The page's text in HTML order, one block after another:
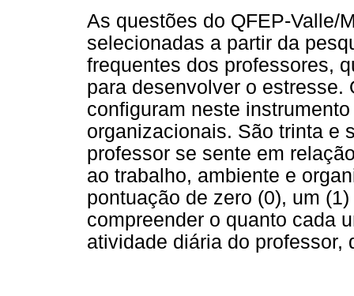
As questões do QFEP-Valle/
selecionadas a partir da
frequentes dos professores,
para desenvolver o
configuram neste
organizacionais. São trinta e
professor se sente em
ao trabalho, ambiente e
pontuação de zero (0), um
compreender o quanto cada
atividade diária do professor,